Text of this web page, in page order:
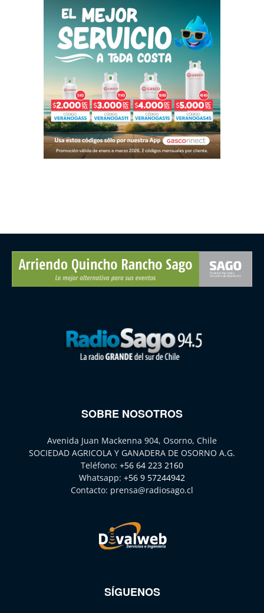
SOBRE NOSOTROS
Avenida Juan Mackenna 904, Osorno, Chile
SOCIEDAD AGRICOLA Y GANADERA DE OSORNO A.G.
Teléfono: +56 64 223 2160
Whatsapp: +56 9 57244942
Contacto: prensa@radiosago.cl
SÍGUENOS